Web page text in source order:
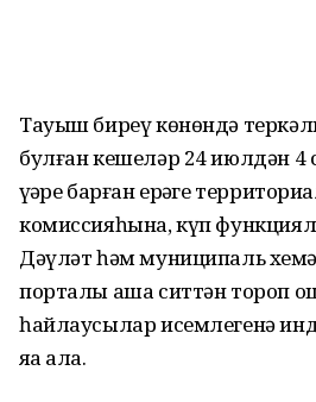
Тауыш биреү көнөндә
булған кешеләр 24 июлдән 4
үҙҙәре барған ерҙәге
комиссияһына, күп
Дәүләт һәм муниципаль
порталы аша ситтән тороп
һайлаусылар исемлегенә
яҙа ала.